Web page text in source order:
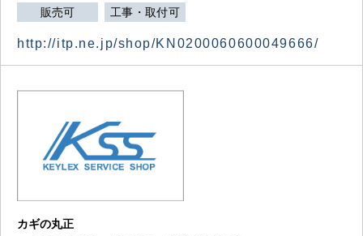
販売可 工事・取付可
http://itp.ne.jp/shop/KN0200060600049666/
カギの丸正